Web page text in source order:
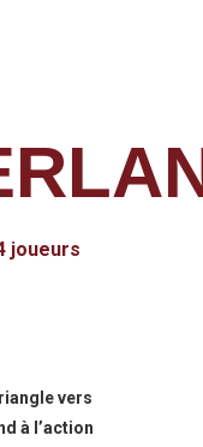
joueurs
vers
à l’action